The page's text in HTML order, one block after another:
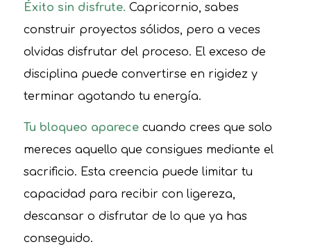
Éxito sin disfrute. Capricornio, sabes
construir proyectos sólidos, pero a veces
olvidas disfrutar del proceso. El exceso de
disciplina puede convertirse en rigidez y
terminar agotando tu energía.
Tu bloqueo aparececuando crees que solo
mereces aquello que consigues mediante el
sacrificio. Esta creencia puede limitar tu
capacidad para recibir con ligereza,
descansar o disfrutar de lo que ya has
conseguido.